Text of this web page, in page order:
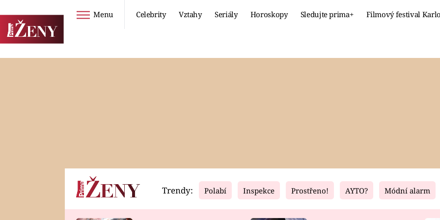
Menu Celebrity Vztahy Seriály Horoskopy Sledujte prima+ Filmový festival
Horoskopy Video Fresh Living
Trendy: Polabí Inspekce Prostřeno! AYTO? Módní alarm